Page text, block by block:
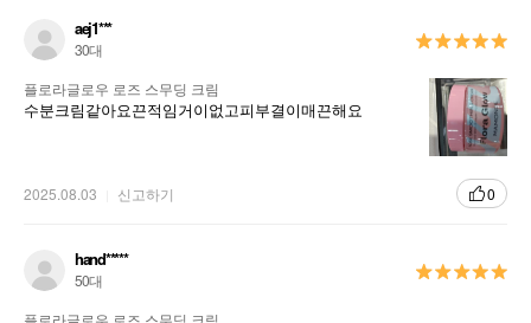
aej1***
30대
플로라글로우 로즈 스무딩 크림
수분크림같아요끈적임거이없고피부결이매끈해요
2025.08.03 신고하기 0
hand*****
50대
플로라글로우 로즈 스무딩 크림